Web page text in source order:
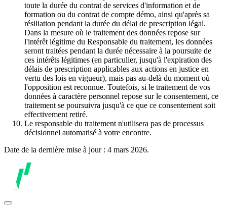
toute la durée du contrat de services d'information et de
formation ou du contrat de compte démo, ainsi qu'après sa
résiliation pendant la durée du délai de prescription légal.
Dans la mesure où le traitement des données repose sur
l'intérêt légitime du Responsable du traitement, les données
seront traitées pendant la durée nécessaire à la poursuite de
ces intérêts légitimes (en particulier, jusqu'à l'expiration des
délais de prescription applicables aux actions en justice en
vertu des lois en vigueur), mais pas au-delà du moment où
l'opposition est reconnue. Toutefois, si le traitement de vos
données à caractère personnel repose sur le consentement, ce
traitement se poursuivra jusqu'à ce que ce consentement soit
effectivement retiré.
Le responsable du traitement n'utilisera pas de processus
décisionnel automatisé à votre encontre.
Date de la dernière mise à jour : 4 mars 2026.